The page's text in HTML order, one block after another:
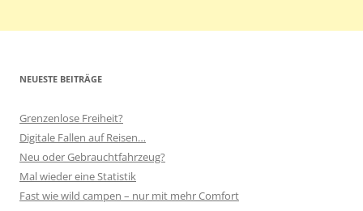
NEUESTE BEITRÄGE
Grenzenlose Freiheit?
Digitale Fallen auf Reisen…
Neu oder Gebrauchtfahrzeug?
Mal wieder eine Statistik
Fast wie wild campen – nur mit mehr Comfort